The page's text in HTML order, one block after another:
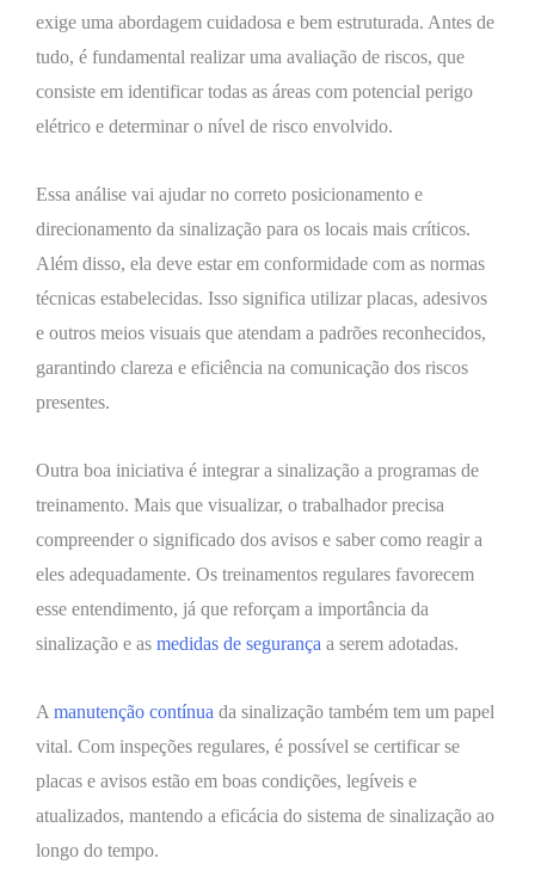
exige uma abordagem cuidadosa e bem estruturada. Antes de
tudo, é fundamental realizar uma avaliação de riscos, que
consiste em identificar todas as áreas com potencial perigo
elétrico e determinar o nível de risco envolvido.
Essa análise vai ajudar no correto posicionamento e
direcionamento da sinalização para os locais mais críticos.
Além disso, ela deve estar em conformidade com as normas
técnicas estabelecidas. Isso significa utilizar placas, adesivos
e outros meios visuais que atendam a padrões reconhecidos,
garantindo clareza e eficiência na comunicação dos riscos
presentes.
Outra boa iniciativa é integrar a sinalização a programas de
treinamento. Mais que visualizar, o trabalhador precisa
compreender o significado dos avisos e saber como reagir a
eles adequadamente. Os treinamentos regulares favorecem
esse entendimento, já que reforçam a importância da
sinalização e as medidas de segurança a serem adotadas.
A manutenção contínua da sinalização também tem um papel
vital. Com inspeções regulares, é possível se certificar se
placas e avisos estão em boas condições, legíveis e
atualizados, mantendo a eficácia do sistema de sinalização ao
longo do tempo.